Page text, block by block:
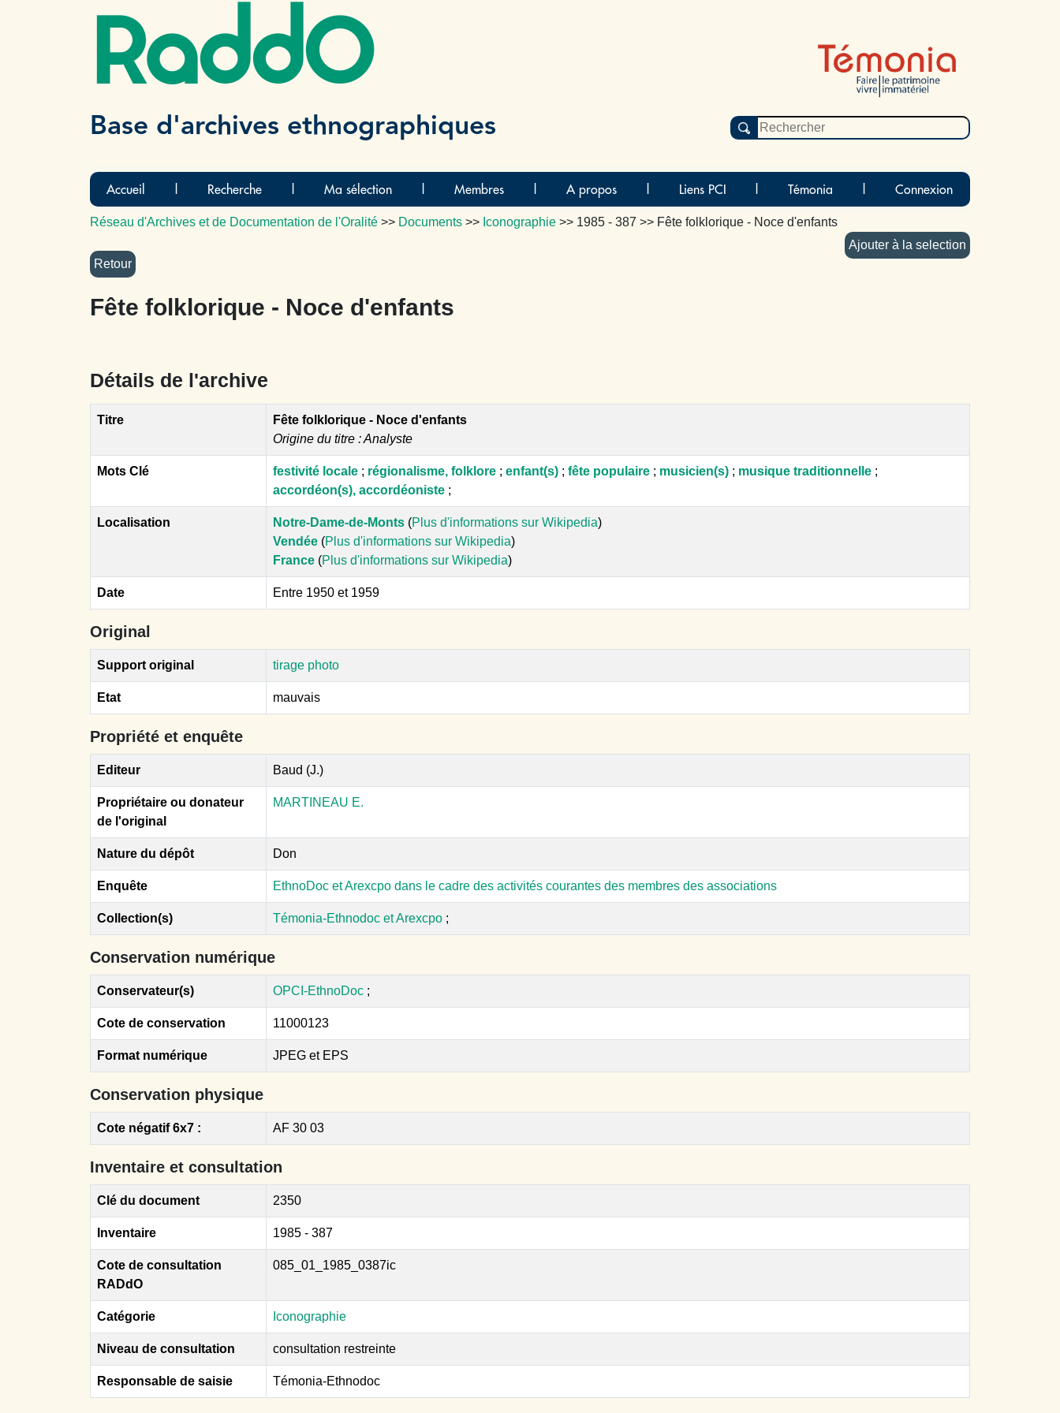
RaddO
Base d'archives ethnographiques
Accueil Recherche Ma sélection Membres A propos Liens PCI Témonia Connexion
Réseau d'Archives et de Documentation de l'Oralité >> Documents >> Iconographie >> 1985 - 387 >> Fête folklorique - Noce d'enfants
Ajouter à la selection
Fête folklorique - Noce d'enfants
Détails de l'archive
Titre
Fête folklorique - Noce d'enfants
Origine du titre : Analyste
Mots Clé festivité locale ; régionalisme, folklore ; enfant(s) ; fête populaire ; musicien(s) ; musique traditionnelle ;
accordéon(s), accordéoniste ;
Localisation Notre-Dame-de-Monts (Plus d'informations sur Wikipedia)
Vendée (Plus d'informations sur Wikipedia)
France (Plus d'informations sur Wikipedia)
Date Entre 1950 et 1959
Original
Support original tirage photo
Etat mauvais
Propriété et enquête
Editeur Baud (J.)
Propriétaire ou donateur
de l'original
MARTINEAU E.
Nature du dépôt Don
Enquête EthnoDoc et Arexcpo dans le cadre des activités courantes des membres des associations
Collection(s) Témonia-Ethnodoc et Arexcpo ;
Conservation numérique
Conservateur(s) OPCI-EthnoDoc ;
Cote de conservation 11000123
Format numérique JPEG et EPS
Conservation physique
Cote négatif 6x7 : AF 30 03
Inventaire et consultation
Clé du document 2350
Inventaire 1985 - 387
Cote de consultation
RADdO
085_01_1985_0387ic
Catégorie Iconographie
Niveau de consultation consultation restreinte
Responsable de saisie Témonia-Ethnodoc